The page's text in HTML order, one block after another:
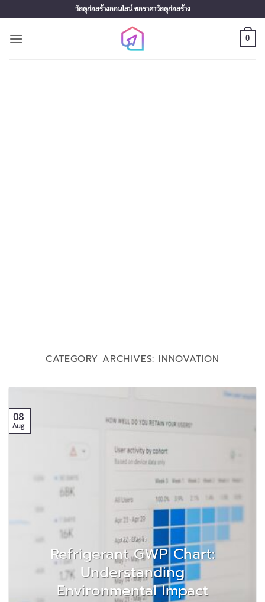
to
content
วัสดุก่อสร้างออนไลน์ ขอราคาวัสดุก่อสร้าง
0
CATEGORY ARCHIVES: INNOVATION
วัสดุก่อสร้าง
Refrigerant GWP Chart:
Understanding
Environmental Impact
08
Aug